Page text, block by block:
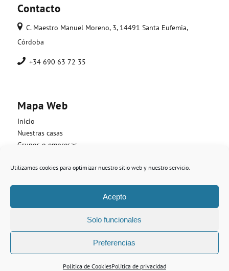
Utilizamos cookies para optimizar nuestro sitio web y nuestro servicio.
Acepto
Solo funcionales
Preferencias
Política de CookiesPolítica de privacidad
Contacto
C. Maestro Manuel Moreno, 3, 14491 Santa Eufemia,
Córdoba
+34 690 63 72 35
Mapa Web
Inicio
Nuestras casas
Grupos o empresas
Santa Eufemia
Casas rurales en Santa Eufemia - Casas de los maestros
diseñada porNuevas Ideas Web
Política privacidad Política Cookies Reserva